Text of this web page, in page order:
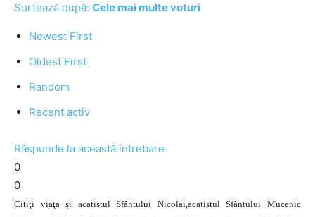
Sortează după: Cele mai multe voturi
Newest First
Oldest First
Random
Recent activ
Răspunde la această întrebare
0
0
Citiţi viaţa şi acatistul Sfântului Nicolai,acatistul Sfântului Mucenic